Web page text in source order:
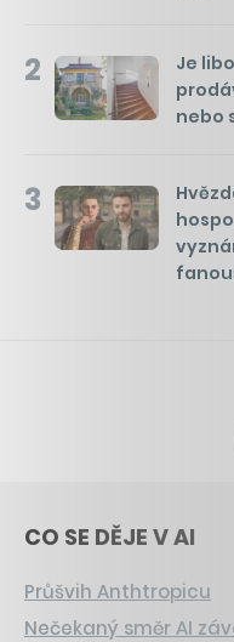
2
Je
nebo
3
CO SE DĚJE V AI
Průšvih Anthtropicu
Nečekaný směr AI